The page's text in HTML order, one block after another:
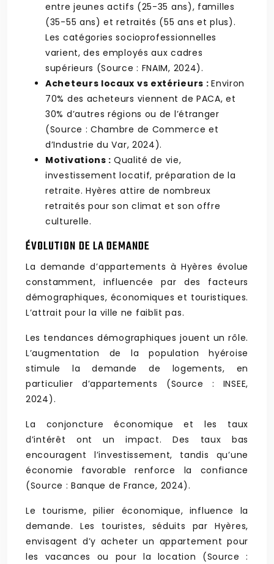
entre jeunes actifs (25-35 ans), familles
(35-55 ans) et retraités (55 ans et plus).
Les catégories socioprofessionnelles
varient, des employés aux cadres
supérieurs (Source : FNAIM, 2024).
Acheteurs locaux vs extérieurs :Environ
70% des acheteurs viennent de PACA, et
30% d’autres régions ou de l’étranger
(Source : Chambre de Commerce et
d’Industrie du Var, 2024).
Motivations : Qualité de vie,
investissement locatif, préparation de la
retraite. Hyères attire de nombreux
retraités pour son climat et son offre
culturelle.
ÉVOLUTION DE LA DEMANDE
La demande d’appartements à Hyères évolue
constamment, influencée par des facteurs
démographiques, économiques et touristiques.
L’attrait pour la ville ne faiblit pas.
Les tendances démographiques jouent un rôle.
L’augmentation de la population hyéroise
stimule la demande de logements, en
particulier d’appartements (Source : INSEE,
2024).
La conjoncture économique et les taux
d’intérêt ont un impact. Des taux bas
encouragent l’investissement, tandis qu’une
économie favorable renforce la confiance
(Source : Banque de France, 2024).
Le tourisme, pilier économique, influence la
demande. Les touristes, séduits par Hyères,
envisagent d’y acheter un appartement pour
les vacances ou pour la location (Source :